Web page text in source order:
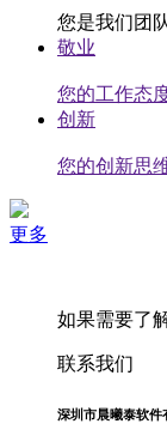
您是我们团
敬业
您的工作态
创新
您的创新思
更多
如果需要了
联系我们
深圳市晨曦泰软件